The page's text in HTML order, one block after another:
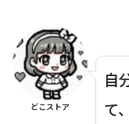
どこストア
自
て